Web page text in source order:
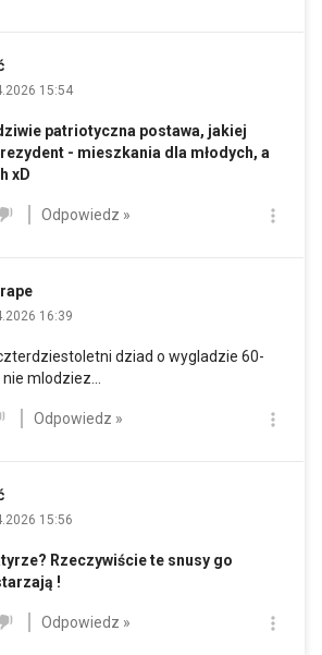
15:54
patriotyczna postawa, jakiej
- mieszkania dla młodych, a
xD
Odpowiedz »
16:39
dziad o wygladzie 60-
mlodziez...
Odpowiedz »
15:56
Rzeczywiście te snusy go
!
Odpowiedz »